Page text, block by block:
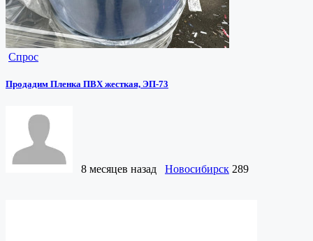
Спрос
Продадим Пленка ПВХ жесткая, ЭП-73
8 месяцев назад Новосибирск 289